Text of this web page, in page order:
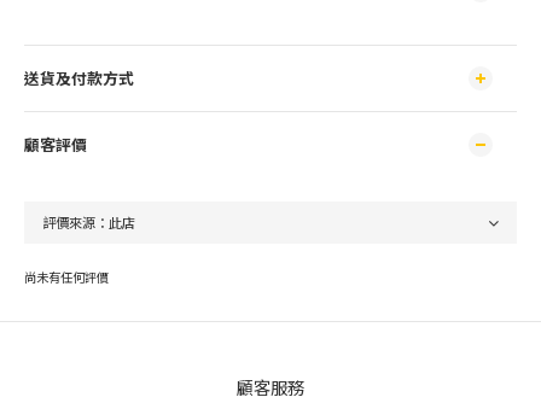
送貨及付款方式
顧客評價
尚未有任何評價
顧客服務